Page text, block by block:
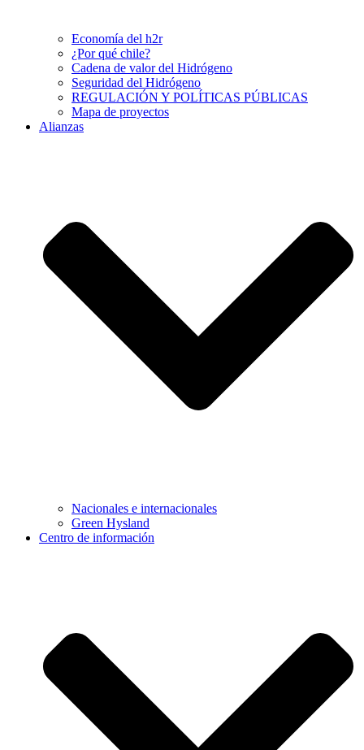
Economía del h2r
¿Por qué chile?
Cadena de valor del Hidrógeno
Seguridad del Hidrógeno
REGULACIÓN Y POLÍTICAS PÚBLICAS
Mapa de proyectos
Alianzas
Nacionales e internacionales
Green Hysland
Centro de información